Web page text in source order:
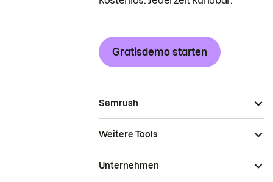
Gratisdemo starten
Semrush
Weitere Tools
Unternehmen